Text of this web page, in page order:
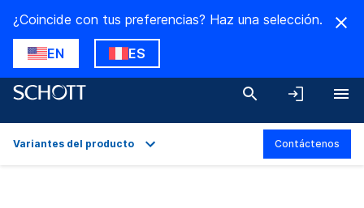
¿Coincide con tus preferencias? Haz una selección.
EN ES
Variantes del producto Contáctenos